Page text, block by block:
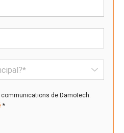
de Damotech.
*